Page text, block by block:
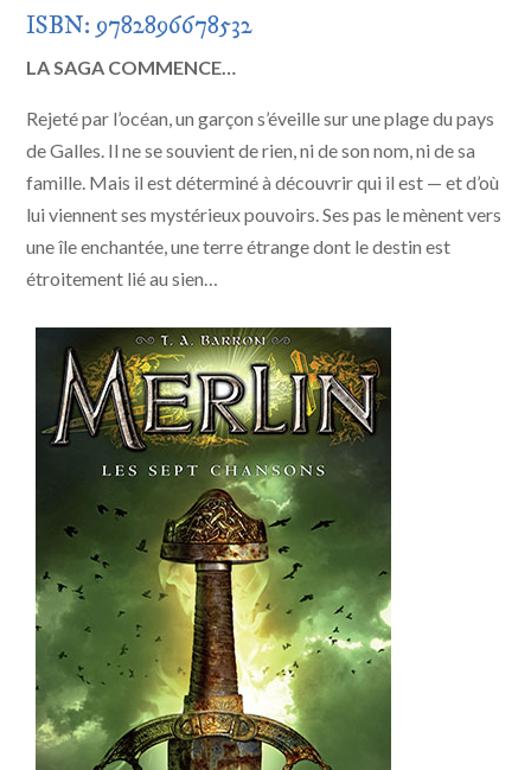
ISBN: 9782896678532
LA SAGA COMMENCE…
Rejeté par l’océan, un garçon s’éveille sur une plage du pays
de Galles. Il ne se souvient de rien, ni de son nom, ni de sa
famille. Mais il est déterminé à découvrir qui il est — et d’où
lui viennent ses mystérieux pouvoirs. Ses pas le mènent vers
une île enchantée, une terre étrange dont le destin est
étroitement lié au sien…